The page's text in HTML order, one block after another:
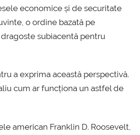
economice și de securitate
o ordine bazată pe
subiacentă pentru
a exprima această perspectivă.
cum ar funcționa un astfel de
american Franklin D. Roosevelt,